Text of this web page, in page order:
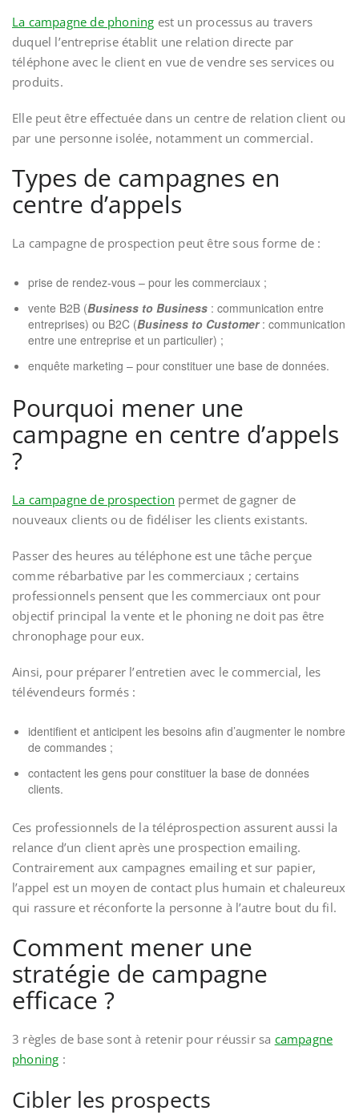
La campagne de phoning est un processus au travers
duquel l’entreprise établit une relation directe par
téléphone avec le client en vue de vendre ses services ou
produits.
Elle peut être effectuée dans un centre de relation client ou
par une personne isolée, notamment un commercial.
Types de campagnes en
centre d’appels
La campagne de prospection peut être sous forme de :
prise de rendez-vous – pour les commerciaux ;
vente B2B (Business to Business : communication entre
entreprises) ou B2C (Business to Customer: communication
entre une entreprise et un particulier) ;
enquête marketing – pour constituer une base de données.
Pourquoi mener une
campagne en centre d’appels
?
La campagne de prospection permet de gagner de
nouveaux clients ou de fidéliser les clients existants.
Passer des heures au téléphone est une tâche perçue
comme rébarbative par les commerciaux ; certains
professionnels pensent que les commerciaux ont pour
objectif principal la vente et le phoning ne doit pas être
chronophage pour eux.
Ainsi, pour préparer l’entretien avec le commercial, les
télévendeurs formés :
identifient et anticipent les besoins afin d’augmenter le nombre
de commandes ;
contactent les gens pour constituer la base de données
clients.
Ces professionnels de la téléprospection assurent aussi la
relance d’un client après une prospection emailing.
Contrairement aux campagnes emailing et sur papier,
l’appel est un moyen de contact plus humain et chaleureux
qui rassure et réconforte la personne à l’autre bout du fil.
Comment mener une
stratégie de campagne
efficace ?
3 règles de base sont à retenir pour réussir sa campagne
phoning :
Cibler les prospects